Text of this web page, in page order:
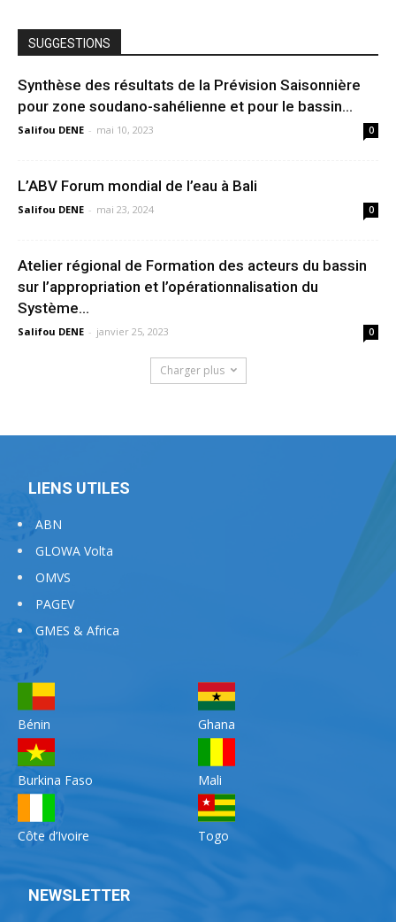
SUGGESTIONS
Synthèse des résultats de la Prévision Saisonnière
pour zone soudano-sahélienne et pour le bassin...
Salifou DENE - mai 10, 2023 0
L’ABV Forum mondial de l’eau à Bali
Salifou DENE - mai 23, 2024 0
Atelier régional de Formation des acteurs du bassin
sur l’appropriation et l’opérationnalisation du
Système...
Salifou DENE - janvier 25, 2023 0
Charger plus
LIENS UTILES
ABN
GLOWA Volta
OMVS
PAGEV
GMES & Africa
Bénin
Burkina Faso
Côte d’Ivoire
Ghana
Mali
Togo
NEWSLETTER